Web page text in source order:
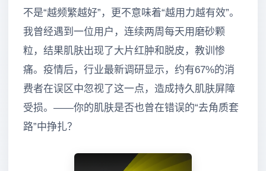
不是“越频繁越好”，更不意味着“越用力越有效”。
我曾经遇到一位用户，连续两周每天用磨砂颗
粒，结果肌肤出现了大片红肿和脱皮，教训惨
痛。疫情后，行业最新调研显示，约有67%的消
费者在误区中忽视了这一点，造成持久肌肤屏障
受损。——你的肌肤是否也曾在错误的“去角质套
路”中挣扎？